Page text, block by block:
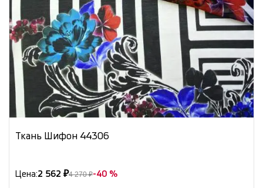
Ткань Шифон 44306
Цена:2 562 ₽4 270 ₽-40 %